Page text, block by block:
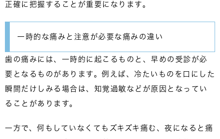
正確に把握すること が重要になります。
一時的な痛みと注意が必要な痛みの違い
歯の痛みには、一時的に起こるものと、早めの受診が必
要となるものがあります。例えば、冷たいものを口にした
瞬間だけしみる場合は、 知覚過敏などが原因 となってい
ることがあります。
一方で、何もしていなくてもズキズキ痛む、夜になると痛